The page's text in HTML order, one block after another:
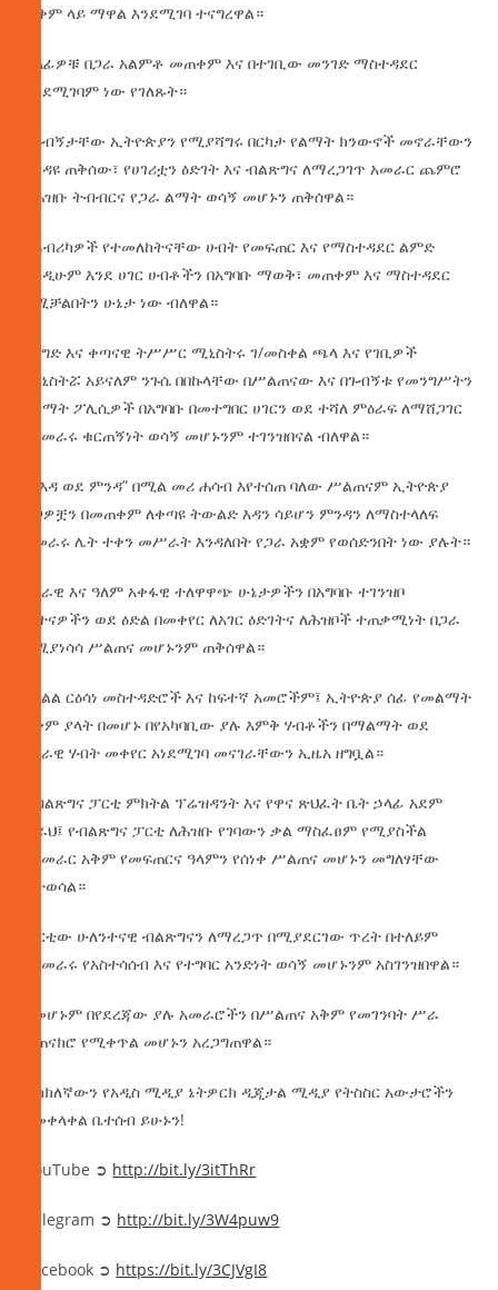
ጥቅም ላይ ማዋል እንደሚገባ ተናግረዋል።
ኃላፊዎቹ በጋራ አልምቶ መጠቀም እና በተገቢው መንገድ ማስተዳደር
እንደሚገባም ነው የገለጹት።
በጉብኝታቸው ኢትዮጵያን የሚያሻግሩ በርካታ የልማት ክንውኖች መኖራቸውን
እንዳዩ ጠቅሰው፣ የሀገሪቷን ዕድገት እና ብልጽግና ለማረጋገጥ አመራር ጨምሮ
የሕዝቡ ትብብርና የጋራ ልማት ወሳኝ መሆኑን ጠቅሰዋል።
በፋብሪካዎች የተመለከትናቸው ሀብት የመፍጠር እና የማስተዳደር ልምድ
እንዲሁም እንደ ሀገር ሀብቶችን በአግባቡ ማወቅ፣ መጠቀም እና ማስተዳደር
የሚቻልበትን ሁኔታ ነው ብለዋል።
የንግድ እና ቀጣናዊ ትሥሥር ሚኒስትሩ ገ/መስቀል ጫላ እና የገቢዎች
ሚኒስትሯ አይናለም ንጉሴ በበኩላቸው በሥልጠናው እና በጉብኝቱ የመንግሥትን
የልማት ፖሊሲዎች በአግባቡ በመተግበር ሀገርን ወደ ተሻለ ምዕራፍ ለማሸጋገር
የአመራሩ ቁርጠኝነት ወሳኝ መሆኑንም ተገንዝበናል ብለዋል።
“ከእዳ ወደ ምንዳ” በሚል መሪ ሐሳብ እየተሰጠ ባለው ሥልጠናም ኢትዮጵያ
ጸጋዎቿን በመጠቀም ለቀጣዩ ትውልድ እዳን ሳይሆን ምንዳን ለማስተላለፍ
አመራሩ ሌት ተቀን መሥራት እንዳለበት የጋራ አቋም የወሰድንበት ነው ያሉት።
ሀገራዊ እና ዓለም አቀፋዊ ተለዋዋጭ ሁኔታዎችን በአግባቡ ተገንዝቦ
ፈተናዎችን ወደ ዕድል በመቀየር ለአገር ዕድገትና ለሕዝቦች ተጠቃሚነት በጋራ
የሚያነሳሳ ሥልጠና መሆኑንም ጠቅሰዋል።
የክልል ርዕሳነ መስተዳድሮች እና ከፍተኛ አመሮችም፤ ኢትዮጵያ ሰፊ የመልማት
አቅም ያላት በመሆኑ በየአካባቢው ያሉ እምቅ ሃብቶችን በማልማት ወደ
ሀገራዊ ሃብት መቀየር አነደሚገባ መናገራቸውን ኢዜአ ዘግቧል።
የብልጽግና ፓርቲ ምክትል ፕሬዝዳንት እና የዋና ጽህፈት ቤት ኃላፊ አደም
ፋራህ፤ የብልጽግና ፓርቲ ለሕዝቡ የገባውን ቃል ማስፈፀም የሚያስችል
የአመራር አቅም የመፍጠርና ዓላምን የሰነቀ ሥልጠና መሆኑን መግለፃቸው
ይተወሳል።
ፓርቲው ሁለንተናዊ ብልጽግናን ለማረጋጥ በሚያደርገው ጥረት በተለይም
የአመራሩ የአስተሳሰብ እና የተግባር አንድነት ወሳኝ መሆኑንም አስገንዝበዋል።
በመሆኑም በየደረጃው ያሉ አመራሮችን በሥልጠና አቅም የመገንባት ሥራ
ተጠናክሮ የሚቀጥል መሆኑን አረጋግጠዋል።
ትክክለኛውን የአዲስ ሚዲያ ኔትዎርክ ዲጂታል ሚዲያ የትስስር አውታሮችን
በመቀላቀል ቤተሰብ ይሁኑን!
YouTube ➲ http://bit.ly/3itThRr
Telegram ➲ http://bit.ly/3W4puw9
Facebook ➲ https://bit.ly/3CJVgI8